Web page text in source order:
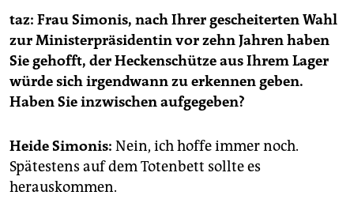
unterstützen
abo
genossenschaft
taz: Frau Simonis, nach Ihrer gescheiterten Wahl
zur Ministerpräsidentin vor zehn Jahren haben
Sie gehofft, der Heckenschütze aus Ihrem Lager
würde sich irgendwann zu erkennen geben.
Haben Sie inzwischen aufgegeben?
Heide Simonis: Nein, ich hoffe immer noch.
Spätestens auf dem Totenbett sollte es
herauskommen.